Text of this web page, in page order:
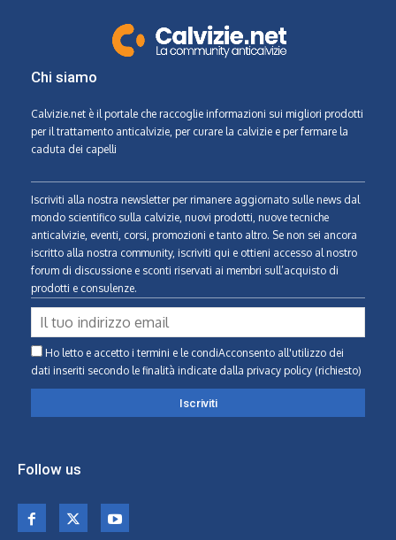
Chi siamo
Calvizie.net è il portale che raccoglie informazioni sui migliori prodotti
per il trattamento anticalvizie, per curare la calvizie e per fermare la
caduta dei capelli
Iscriviti alla nostra newsletter per rimanere aggiornato sulle news dal
mondo scientifico sulla calvizie, nuovi prodotti, nuove tecniche
anticalvizie, eventi, corsi, promozioni e tanto altro. Se non sei ancora
iscritto alla nostra community, iscriviti qui e ottieni accesso al nostro
forum di discussione e sconti riservati ai membri sull’acquisto di
prodotti e consulenze.
Ho letto e accetto i termini e le condiAcconsento all'utilizzo dei
dati inseriti secondo le finalità indicate dalla privacy policy (richiesto)
Follow us